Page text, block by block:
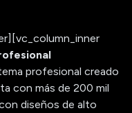
profesional creado
con más de 200 mil
diseños de alto